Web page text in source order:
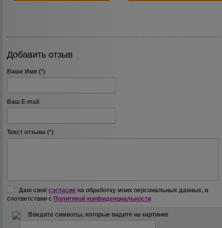
Добавить отзыв
Ваше Имя (*)
Ваш E-mail
Текст отзыва (*)
Даю своёсогласие на обработку моих персональных данных, в
соответствии с Политикой конфиденциальности
Введите символы, которые видите на картинке